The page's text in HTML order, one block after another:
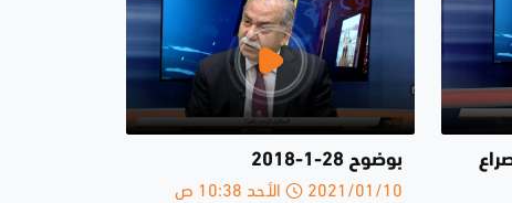
بوضوح 28-1-2018
2021/01/10 الأحد 10:38 ص